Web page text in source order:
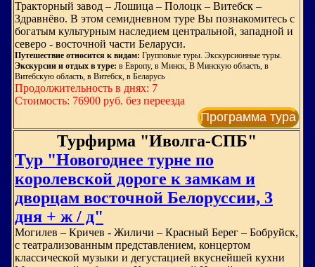
Тракторный завод – Лошица – Полоцк – Витебск –
Здравнёво. В этом семидневном туре Вы познакомитесь с
богатым культурным наследием центральной, западной и
северо - восточной части Беларуси.
Путешествие относится к видам: Групповые туры. Экскурсионные туры.
Экскурсии и отдых в туре: в Европу, в Минск, В Минскую область, в
Витебскую область, в Витебск, в Беларусь
Продолжительность в днях: 7
Стоимость: 76900 руб. без переезда
Программа тура
Турфирма "Иволга-СПБ"
Тур "Новогоднее турне по
королевской дороге к замкам и
дворцам восточной Белоруссии, 3
дня + ж / д"
Могилев – Кричев - Жиличи – Красный Берег – Бобруйск,
с театрализованным представлением, концертом
классической музыки и дегустацией вкуснейшей кухни